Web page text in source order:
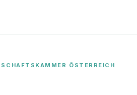
ÖSTERREICH